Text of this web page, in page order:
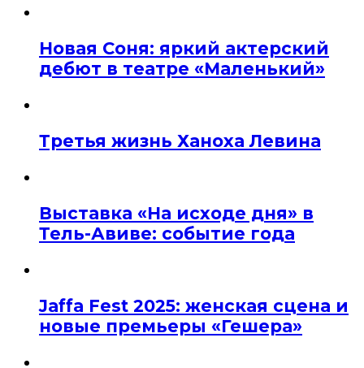
Новая Соня: яркий актерский
дебют в театре «Маленький»
Третья жизнь Ханоха Левина
Выставка «На исходе дня» в
Тель-Авиве: событие года
Jaffa Fest 2025: женская сцена и
новые премьеры «Гешера»